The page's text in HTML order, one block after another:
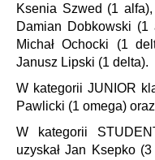
Ksenia Szwed (1
Damian Dobkowski (1
Michał Ochocki (1
Janusz Lipski (1 delta).
W kategorii JUNIOR
Pawlicki (1 omega)
W kategorii
uzyskał Jan Ksepko